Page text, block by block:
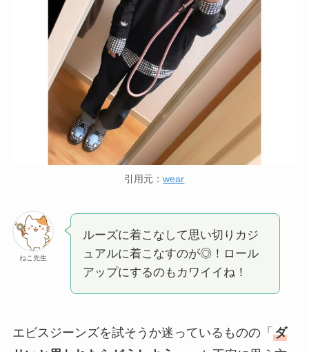
引用元：wear
ねこ先生
ルーズに着こなして思い切りカジ
ュアルに着こなすのが◎！ロール
アップにするのもカワイイね！
エビスジーンズを試そうか迷っているものの「 ダ